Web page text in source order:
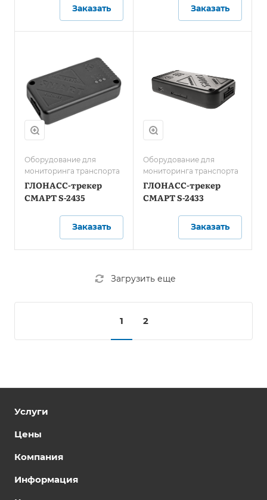
Заказать Заказать
Оборудование для
мониторинга транспорта
ГЛОНАСС-трекер
СМАРТ S-2435
Заказать
Оборудование для
мониторинга транспорта
ГЛОНАСС-трекер
СМАРТ S-2433
Заказать
Загрузить еще
1 2
Услуги
Цены
Компания
Информация